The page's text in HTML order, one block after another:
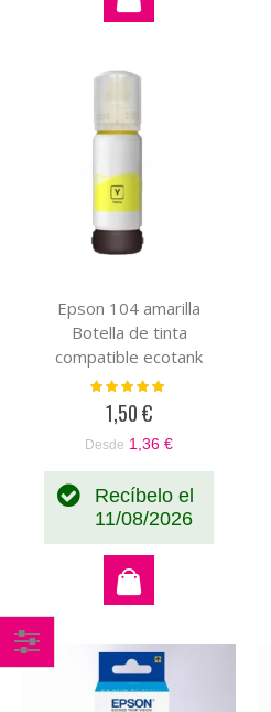
Epson 104 amarilla
Botella de tinta
compatible ecotank
C13T00P440
Valoración:
1,50 €
Desde 1,36 €
Recíbelo el
11/08/2026
Comprar